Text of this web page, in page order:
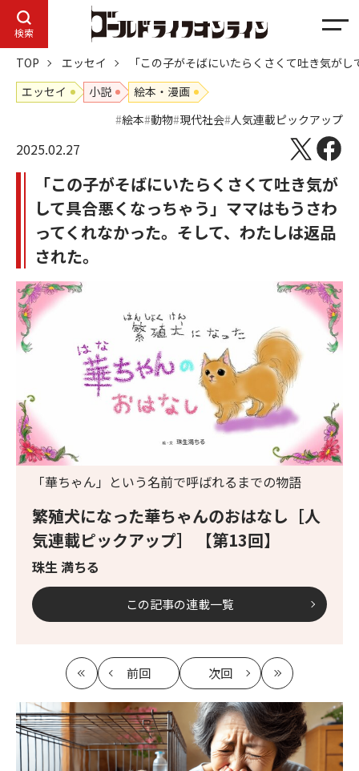
検索
メ
ニ
ュ
TOP エッセイ
「この子がそばにいたらくさくて吐き気が
エッセイ
小説
絵本・漫画
絵本 動物 現代社会 人気連載ピックアップ
2025.02.27
「この子がそばにいたらくさくて吐き気が
して具合悪くなっちゃう」ママはもうさわ
ってくれなかった。そして、わたしは返品
された。
繁殖犬になった華ちゃんのおはなし［人
気連載ピックアップ］ 【第13回】
珠生 満ちる
「華ちゃん」という名前で呼ばれるまでの物語
この記事の連載一覧
最
初
前回
記
事
へ
次回
記
事
へ
最
新